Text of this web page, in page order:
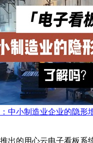
中小制造业企业的隐形
出的用心云电子看板系